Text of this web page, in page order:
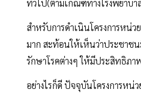
ทั่วไป(ตามเกณฑ์ทางโรงพยาบ
สำหรับการดำเนินโครงการหน่
มาก สะท้อนให้เห็นว่าประชาช
รักษาโรคต่างๆ ให้มีประสิทธิภา
อย่างไรก็ดี ปัจจุบันโครงการห